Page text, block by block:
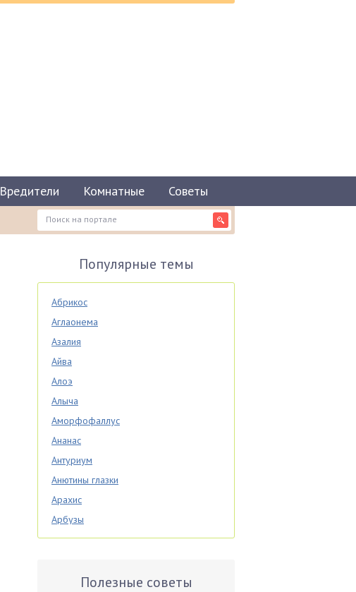
Вредители Комнатные Советы
Популярные темы
Абрикос
Аглаонема
Азалия
Айва
Алоэ
Алыча
Аморфофаллус
Ананас
Антуриум
Анютины глазки
Арахис
Арбузы
Аспарагус
БазиликПолезные советы